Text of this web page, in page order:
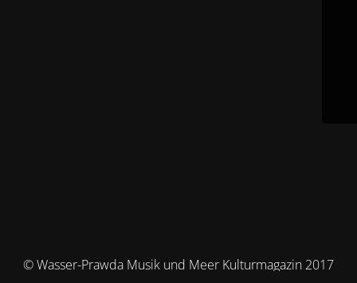
© Wasser-Prawda Musik und Meer Kulturmagazin 2017